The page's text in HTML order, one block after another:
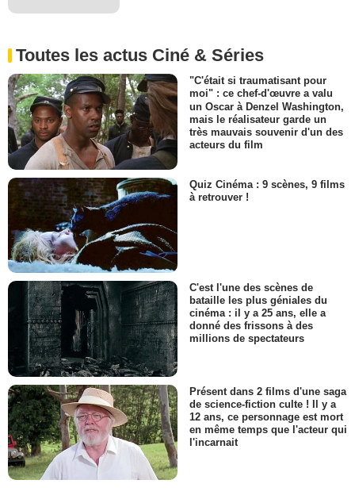
Toutes les actus Ciné & Séries
"C'était si traumatisant pour
moi" : ce chef-d'œuvre a valu
un Oscar à Denzel Washington,
mais le réalisateur garde un
très mauvais souvenir d'un des
acteurs du film
Quiz Cinéma : 9 scènes, 9 films
à retrouver !
C'est l'une des scènes de
bataille les plus géniales du
cinéma : il y a 25 ans, elle a
donné des frissons à des
millions de spectateurs
Présent dans 2 films d'une saga
de science-fiction culte ! Il y a
12 ans, ce personnage est mort
en même temps que l'acteur qui
l'incarnait